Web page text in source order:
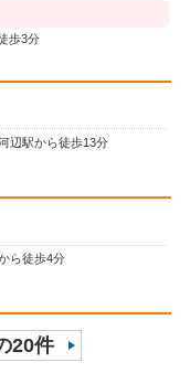
歩3分
辺駅から徒歩13分
ら徒歩4分
20件